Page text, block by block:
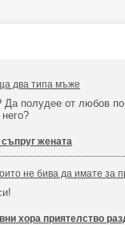
два типа мъже
полудее от любов
жената
не бива да имате за
хора приятелство